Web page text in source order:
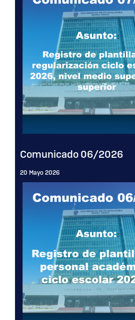
Comunicado 06/2026
20 Mayo 2026